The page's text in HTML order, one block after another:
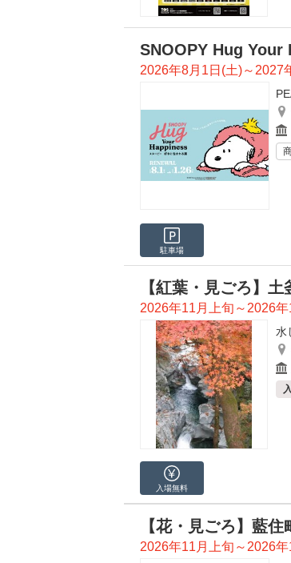
SNOOPY Hug Your
2026年8月1日(土)～2027
駐車場
【紅葉・見ごろ】土
2026年11月上旬～2026
水
入場無料
【花・見ごろ】藍
2026年11月上旬～2026